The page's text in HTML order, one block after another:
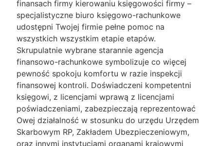
finansach firmy kierowaniu księgowości firmy –
specjalistyczne biuro księgowo-rachunkowe
udostępni Twojej firmie pełne pomoc na
wszystkich wszystkim etapie etapów.
Skrupulatnie wybrane starannie agencja
finansowo-rachunkowe symbolizuje co więcej
pewność spokoju komfortu w razie inspekcji
finansowej kontroli. Doświadczeni kompetentni
księgowi, z licencjami wprawą z licencjami
poświadczeniami, zabezpieczają reprezentować
Owej działalność w stosunku do urzędu Urzędem
Skarbowym RP, Zakładem Ubezpieczeniowym,
oraz innymi instytucjami organami krajowymi